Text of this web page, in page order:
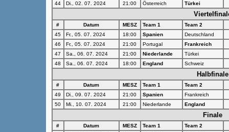
44
Di., 02. 07. 2024 21:00 Österreich Türkei
# Datum MESZ Team 1
Team 2
45
Fr., 05. 07. 2024 18:00 Spanien
Deutschland
46
Fr., 05. 07. 2024 21:00 Portugal
Frankreich
47
Sa., 06. 07. 2024 21:00 Niederlande
Türkei
48
Sa., 06. 07. 2024 18:00 England Schweiz
Halbfinale
# Datum MESZ Team 1
Team 2
49
Di., 09. 07. 2024 21:00 Spanien
Frankreich
50
Mi., 10. 07. 2024 21:00 Niederlande England
Finale
# Datum MESZ Team 1
Team 2